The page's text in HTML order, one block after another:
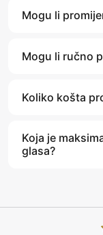
Mogu li
Mogu li ručno
Koliko košta
Koja je
glasa?